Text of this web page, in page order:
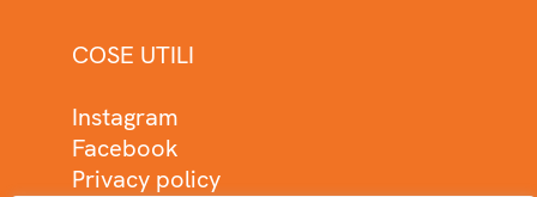
COSE UTILI
Instagram
Facebook
Privacy policy